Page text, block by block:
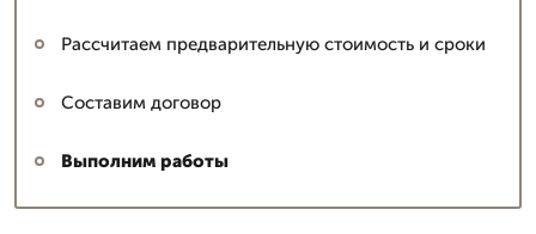
Рассчитаем предварительную стоимость и сроки
Составим договор
Выполним работы